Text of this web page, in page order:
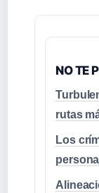
NO TE
rutas
Los